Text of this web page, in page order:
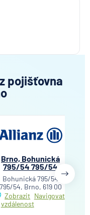
pojišťovna
Brno, Bohunická
795/54 795/54
Bohunická 795/54
795/54, Brno, 619 00
Zobrazit
vzdálenost
Navigovat